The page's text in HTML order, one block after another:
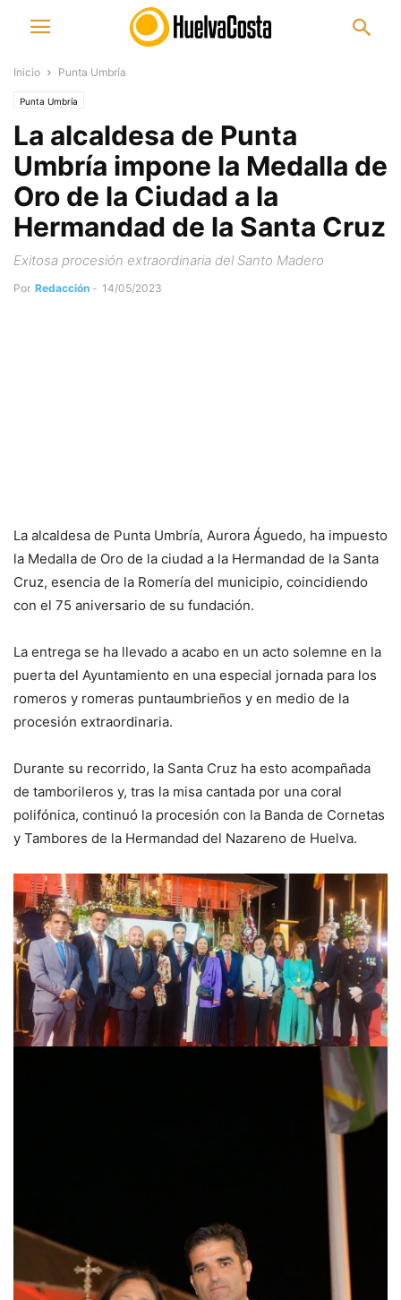
Inicio Punta Umbría
Punta Umbría
La alcaldesa de Punta
Umbría impone la Medalla de
Oro de la Ciudad a la
Hermandad de la Santa Cruz
Exitosa procesión extraordinaria del Santo Madero
Por Redacción - 14/05/2023
La alcaldesa de Punta Umbría, Aurora Águedo, ha impuesto
la Medalla de Oro de la ciudad a la Hermandad de la Santa
Cruz, esencia de la Romería del municipio, coincidiendo
con el 75 aniversario de su fundación.
La entrega se ha llevado a acabo en un acto solemne en la
puerta del Ayuntamiento en una especial jornada para los
romeros y romeras puntaumbrieños y en medio de la
procesión extraordinaria.
Durante su recorrido, la Santa Cruz ha esto acompañada
de tamborileros y, tras la misa cantada por una coral
polifónica, continuó la procesión con la Banda de Cornetas
y Tambores de la Hermandad del Nazareno de Huelva.